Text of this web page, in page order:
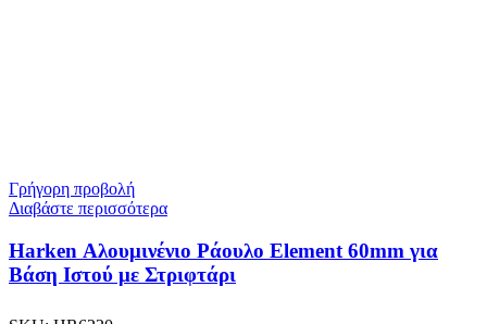
Γρήγορη προβολή
Διαβάστε περισσότερα
Harken Αλουμινένιο Ράουλο Element 60mm για
Βάση Ιστού με Στριφτάρι